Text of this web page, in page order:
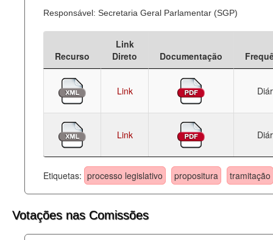
Responsável: Secretaria Geral Parlamentar (SGP)
Recurso
Link
Direto
Documentação
Link
Link
Etiquetas: processo legislativo propositura tramitação
Votações nas Comissões